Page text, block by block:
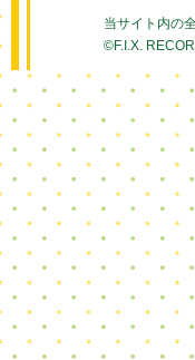
当サイト内の
©F.I.X.